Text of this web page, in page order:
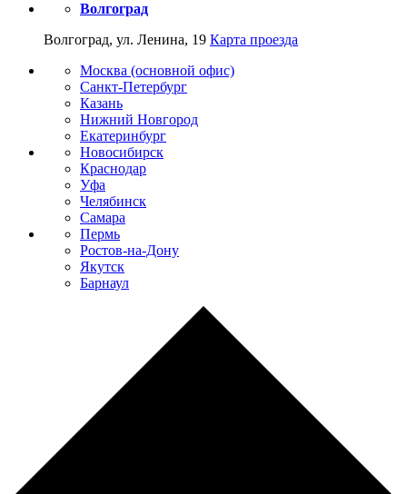
Волгоград
Волгоград, ул. Ленина, 19 Карта проезда
Москва (основной офис)
Санкт-Петербург
Казань
Нижний Новгород
Екатеринбург
Новосибирск
Краснодар
Уфа
Челябинск
Самара
Пермь
Ростов-на-Дону
Якутск
Барнаул